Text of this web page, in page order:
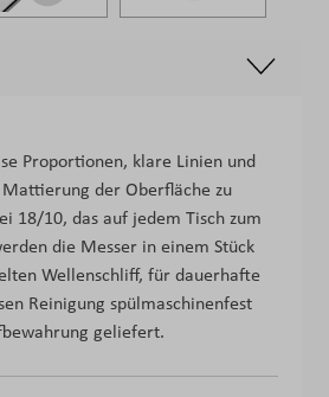
Proportionen, klare Linien und
der Oberfläche zu
18/10, das auf jedem Tisch zum
die Messer in einem Stück
Wellenschliff, für dauerhafte
Reinigung spülmaschinenfest
geliefert.